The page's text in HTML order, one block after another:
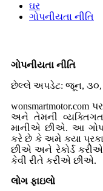
ઘર
ગોપનીયતા નીતિ
ગોપનીયતા નીતિ
છેલ્લે અપડેટ: જૂન, ૩૦,
અને તેમની વ્યક્તિગત
માનીએ છીએ. આ
કરે છે કે અમે કયા
છીએ અને રેકોર્ડ
કેવી રીતે કરીએ છીએ.
લોગ ફાઇલો